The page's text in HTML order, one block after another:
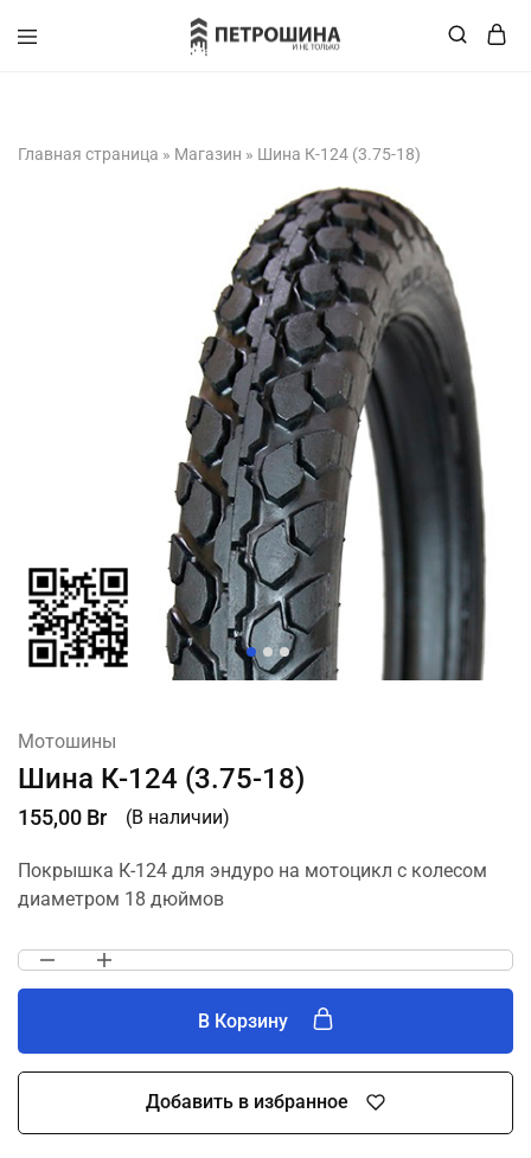
+375 (XX) XXX-XX-XX
Главная страница » Магазин » Шина К-124 (3.75-18)
Мотошины
Шина К-124 (3.75-18)
155,00 Br (В наличии)
Покрышка К-124 для эндуро на мотоцикл с колесом
диаметром 18 дюймов
В Корзину
Добавить в избранное